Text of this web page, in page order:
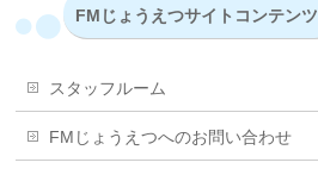
FMじょうえつサイトコンテンツ
スタッフルーム
FMじょうえつへのお問い合わせ